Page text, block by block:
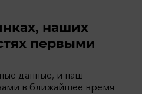
наших
первыми
данные, и наш
в ближайшее время